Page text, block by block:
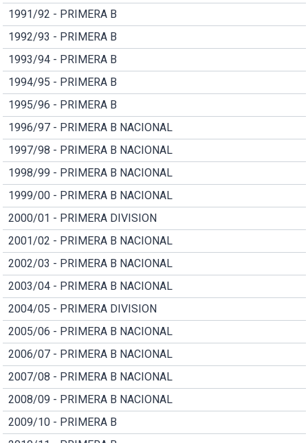
1991/92 - PRIMERA B
1992/93 - PRIMERA B
1993/94 - PRIMERA B
1994/95 - PRIMERA B
1995/96 - PRIMERA B
1996/97 - PRIMERA B NACIONAL
1997/98 - PRIMERA B NACIONAL
1998/99 - PRIMERA B NACIONAL
1999/00 - PRIMERA B NACIONAL
2000/01 - PRIMERA DIVISION
2001/02 - PRIMERA B NACIONAL
2002/03 - PRIMERA B NACIONAL
2003/04 - PRIMERA B NACIONAL
2004/05 - PRIMERA DIVISION
2005/06 - PRIMERA B NACIONAL
2006/07 - PRIMERA B NACIONAL
2007/08 - PRIMERA B NACIONAL
2008/09 - PRIMERA B NACIONAL
2009/10 - PRIMERA B